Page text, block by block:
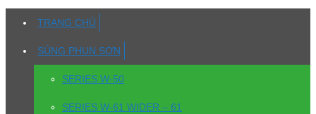
TRANG CHỦ
SÚNG PHUN SƠN
SERIES W-50
SERIES W-61 WIDER – 61